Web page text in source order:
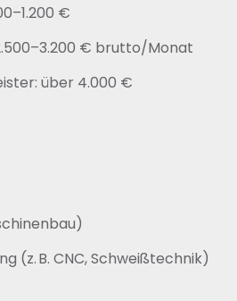
€
€ brutto/Monat
über 4.000 €
(z. B. CNC, Schweißtechnik)